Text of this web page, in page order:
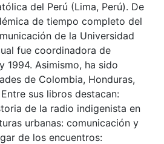
del Perú (Lima, Perú). De
de tiempo completo del
de la Universidad
fue coordinadora de
1994. Asimismo, ha sido
de Colombia, Honduras,
sus libros destacan:
de la radio indigenista en
urbanas: comunicación y
de los encuentros: